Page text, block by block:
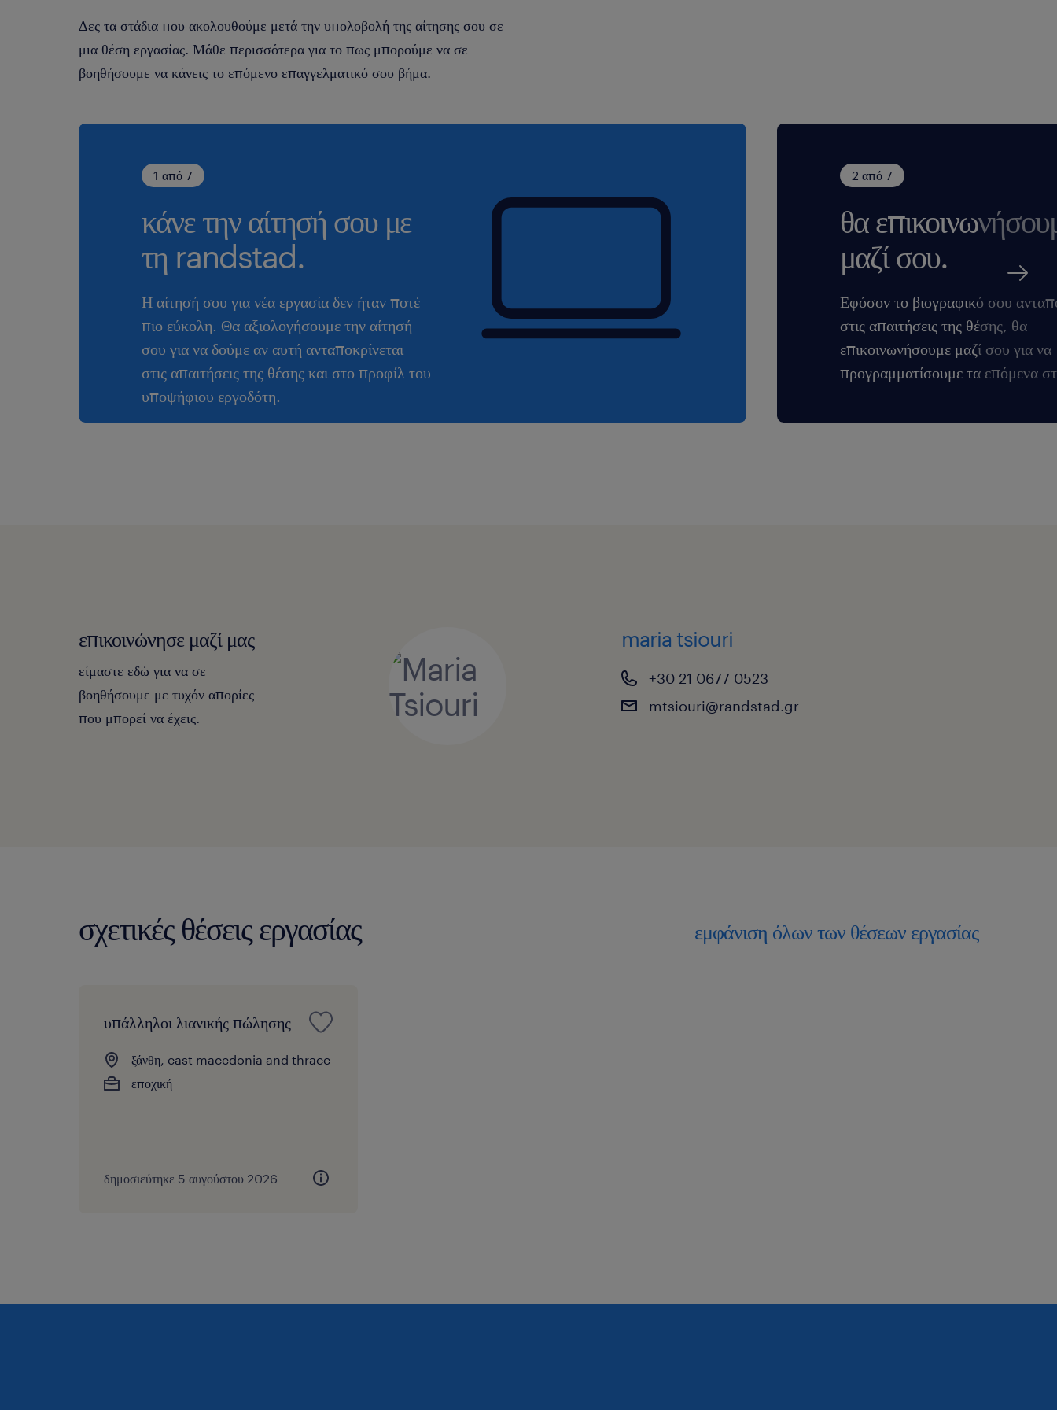
Δες τα στάδια που ακολουθούμε μετά την υπολοβολή της αίτησης σου σε
μια θέση εργασίας. Μάθε περισσότερα για το πως μπορούμε να σε
βοηθήσουμε να κάνεις το επόμενο επαγγελματικό σου βήμα.
1 από 7
κάνε την αίτησή σου με
τη randstad.
Η αίτησή σου για νέα εργασία δεν ήταν ποτέ
πιο εύκολη. Θα αξιολογήσουμε την αίτησή
σου για να δούμε αν αυτή ανταποκρίνεται
στις απαιτήσεις της θέσης και στο προφίλ του
υποψήφιου εργοδότη.
2 από 7
θα
μαζί σου.
Εφόσον το βιογραφικό σου
στις απαιτήσεις της θέσης, θα
επικοινωνήσουμε μαζί σου για να
προγραμματίσουμε τα επόμενα
επικοινώνησε μαζί μας
είμαστε εδώ για να σε
βοηθήσουμε με τυχόν απορίες
που μπορεί να έχεις.
maria tsiouri
+30 21 0677 0523
mtsiouri@randstad.gr
σχετικές θέσεις εργασίας εμφάνιση όλων των θέσεων εργασίας
υπάλληλοι λιανικής πώλησης
ξάνθη, east macedonia and thrace
εποχική
δημοσιεύτηκε 5 αυγούστου 2026